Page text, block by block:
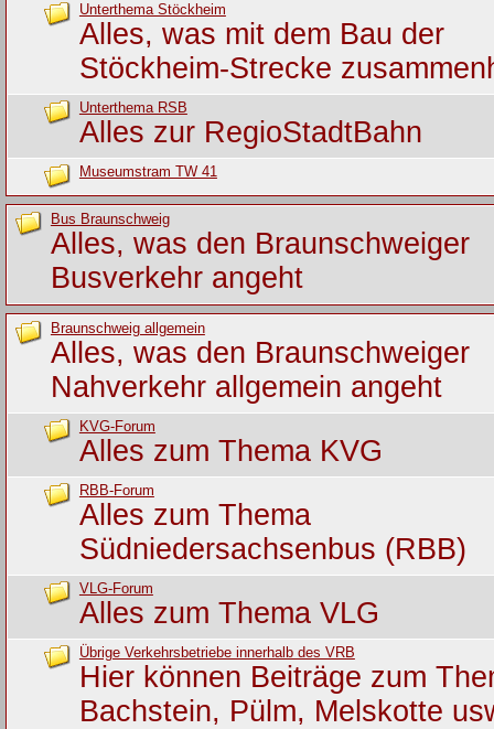
Unterthema Stöckheim
Alles, was mit dem Bau der
Stöckheim-Strecke
Unterthema RSB
Alles zur RegioStadtBahn
Museumstram TW 41
Bus Braunschweig
Alles, was den Braunschweiger
Busverkehr angeht
Braunschweig allgemein
Alles, was den Braunschweiger
Nahverkehr allgemein angeht
KVG-Forum
Alles zum Thema KVG
RBB-Forum
Alles zum Thema
Südniedersachsenbus (RBB)
VLG-Forum
Alles zum Thema VLG
Übrige Verkehrsbetriebe innerhalb des VRB
Hier können Beiträge zum
Bachstein, Pülm, Melskotte